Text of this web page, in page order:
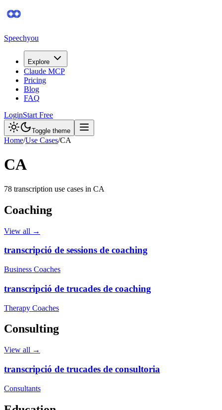
Speechyou
Explore
Claude MCP
Pricing
Blog
FAQ
LoginStart Free
Toggle theme
Home/Use Cases/CA
CA
78 transcription use cases in CA
Coaching
View all →
transcripció de sessions de coaching
Business Coaches
transcripció de trucades de coaching
Therapy Coaches
Consulting
View all →
transcripció de trucades de consultoria
Consultants